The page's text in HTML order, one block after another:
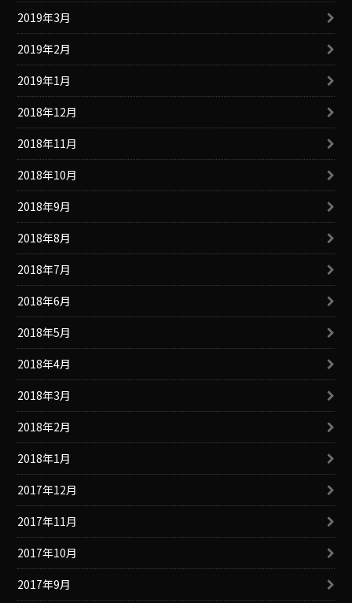
2019年3月
2019年2月
2019年1月
2018年12月
2018年11月
2018年10月
2018年9月
2018年8月
2018年7月
2018年6月
2018年5月
2018年4月
2018年3月
2018年2月
2018年1月
2017年12月
2017年11月
2017年10月
2017年9月